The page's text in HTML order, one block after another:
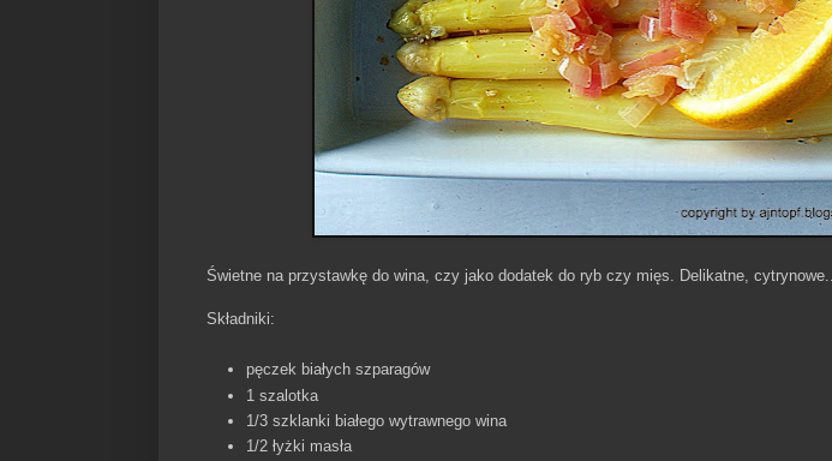
Świetne na przystawkę do wina, czy jako dodatek do ryb czy mięs. Delikatne, cytrynowe...
Składniki:
pęczek białych szparagów
1 szalotka
1/3 szklanki białego wytrawnego wina
1/2 łyżki masła